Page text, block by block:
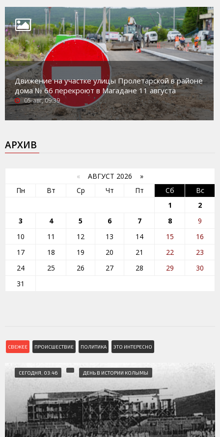
Движение на участке улицы Пролетарской в районе
дома № 66 перекроют в Магадане 11 августа
05-авг, 09:39
АРХИВ
« АВГУСТ 2026 »
Пн
Вт Ср Чт Пт Сб
Вс
1
2
3
4 5 6 7 8
9
10
11 12 13 14 15
16
17
18 19 20 21 22
23
24
25 26 27 28 29
30
31
СВЕЖЕЕ ПРОИСШЕСТВИЕ ПОЛИТИКА ЭТО ИНТЕРЕСНО
СЕГОДНЯ, 03:46 ДЕНЬ В ИСТОРИИ КОЛЫМЫ